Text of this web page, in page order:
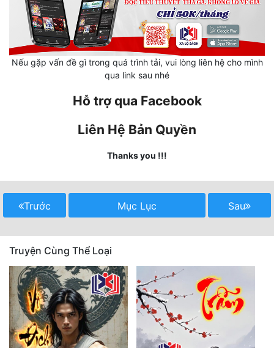
Phương Tây
Phản Phái
Quan Trường
Tiên Hiệp
Tiểu Thuyết
Trinh Thám
Triều Đấu
Trùng Sinh
Trọng Sinh
Nếu gặp vấn đề gì trong quá trình tải, vui lòng liên hệ cho mình
qua link sau nhé
Hỗ trợ qua Facebook
Liên Hệ Bản Quyền
Thanks you !!!
Trước Mục Lục Sau
Truyện Cùng Thể Loại